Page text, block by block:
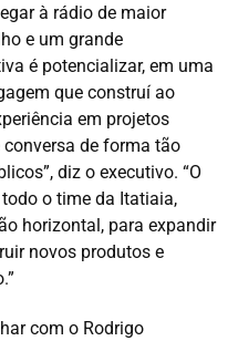
à rádio de maior
e um grande
é potencializar, em uma
que construí ao
em projetos
de forma tão
diz o executivo. “O
o time da Itatiaia,
horizontal, para expandir
novos produtos e
com o Rodrigo